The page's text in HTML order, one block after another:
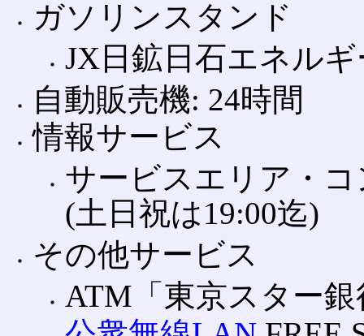
ガソリンスタンド
JX日鉱日石エネルギ
自動販売機: 24時間
情報サービス
サービスエリア・コ
(土日祝は19:00迄)
その他サービス
ATM「東京スター銀